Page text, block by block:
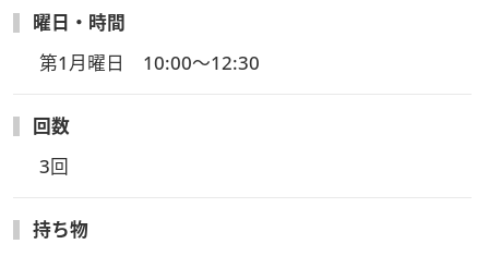
曜日・時間
第1月曜日　10:00～12:30
回数
3回
持ち物